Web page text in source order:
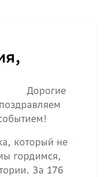
Дорогие
который не
гордимся,
За 176